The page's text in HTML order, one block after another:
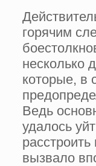
горячим
несколько
которые, в
Ведь
удалось
вызвало